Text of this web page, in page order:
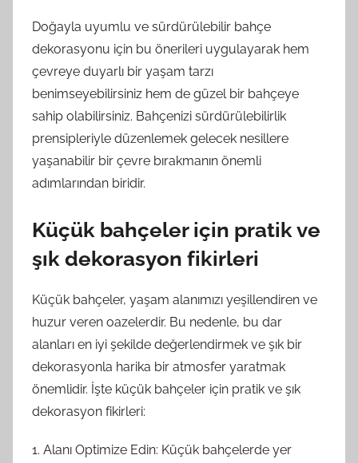
Doğayla uyumlu ve sürdürülebilir bahçe
dekorasyonu için bu önerileri uygulayarak hem
çevreye duyarlı bir yaşam tarzı
benimseyebilirsiniz hem de güzel bir bahçeye
sahip olabilirsiniz. Bahçenizi sürdürülebilirlik
prensipleriyle düzenlemek gelecek nesillere
yaşanabilir bir çevre bırakmanın önemli
adımlarından biridir.
Küçük bahçeler için pratik ve
şık dekorasyon fikirleri
Küçük bahçeler, yaşam alanımızı yeşillendiren ve
huzur veren oazelerdir. Bu nedenle, bu dar
alanları en iyi şekilde değerlendirmek ve şık bir
dekorasyonla harika bir atmosfer yaratmak
önemlidir. İşte küçük bahçeler için pratik ve şık
dekorasyon fikirleri:
1. Alanı Optimize Edin: Küçük bahçelerde yer